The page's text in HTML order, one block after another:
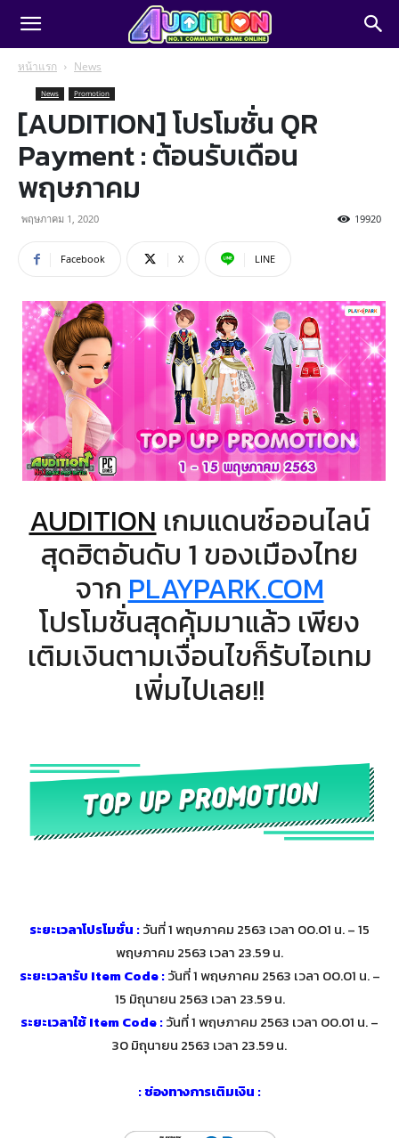
หน้าแรก News
News Promotion
[AUDITION] โปรโมชั่น QR
Payment : ต้อนรับเดือน
พฤษภาคม
พฤษภาคม 1, 2020 19920
Facebook X LINE
AUDITIONเกมแดนซ์ออนไลน์
สุดฮิตอันดับ 1 ของเมืองไทย
จากPLAYPARK.COM
โปรโมชั่นสุดคุ้มมาแล้ว เพียง
เติมเงินตามเงื่อนไขก็รับไอเทม
เพิ่มไปเลย!!
ระยะเวลาโปรโมชั่น :วันที่ 1 พฤษภาคม 2563 เวลา 00.01 น. – 15
พฤษภาคม 2563 เวลา 23.59 น.
ระยะเวลารับ Item Code :วันที่ 1 พฤษภาคม 2563 เวลา 00.01 น. –
15 มิถุนายน 2563 เวลา 23.59 น.
ระยะเวลาใช้ Item Code :วันที่ 1 พฤษภาคม 2563 เวลา 00.01 น. –
30 มิถุนายน 2563 เวลา 23.59 น.
: ช่องทางการเติมเงิน :